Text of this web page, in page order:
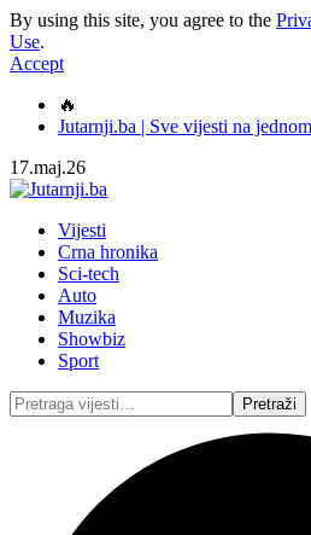
By using this site, you agree to the
Use.
Accept
🔥
Jutarnji.ba | Sve vijesti na
17.maj.26
Vijesti
Crna hronika
Sci-tech
Auto
Muzika
Showbiz
Sport